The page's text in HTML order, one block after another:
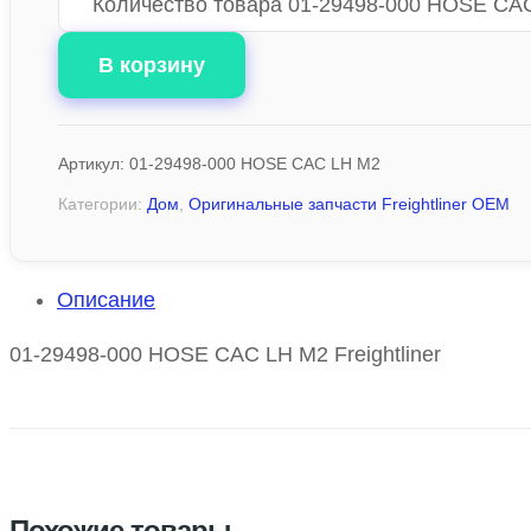
В корзину
Артикул: 01-29498-000 HOSE CAC LH M2
Категории: Дом Оригинальные запчасти Freightliner OEM
Описание
01-29498-000 HOSE CAC LH M2 Freightliner